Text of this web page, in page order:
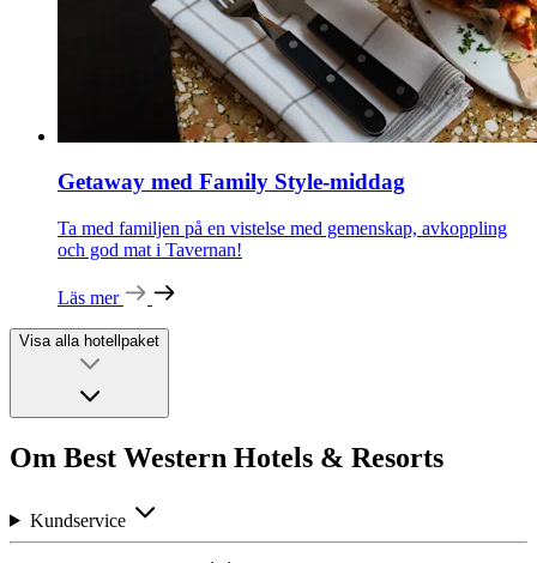
Getaway med Family Style-middag
Ta med familjen på en vistelse med gemenskap, avkoppling
och god mat i Tavernan!
Läs mer
Visa alla hotellpaket
Om Best Western Hotels & Resorts
Kundservice